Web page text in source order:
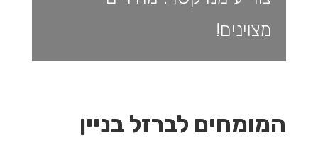
מצוינים!
המומחים לברזל בניין